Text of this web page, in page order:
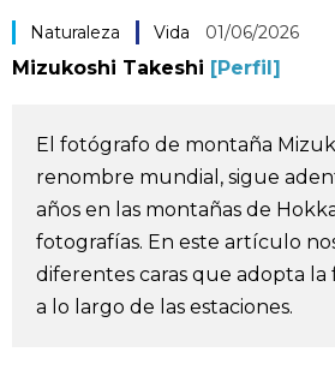
Guía de Japón
En profundidad
Más
Noticias official SNS
Naturaleza Vida 01/06/2026
Mizukoshi Takeshi [Perfil]
El fotógrafo de montaña
renombre mundial, sigue
años en las montañas de
fotografías. En este artículo
diferentes caras que adopta la
a lo largo de las estaciones.